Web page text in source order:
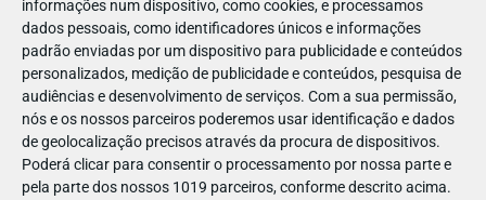
informações num dispositivo, como cookies, e processamos
dados pessoais, como identificadores únicos e informações
padrão enviadas por um dispositivo para publicidade e conteúdos
personalizados, medição de publicidade e conteúdos, pesquisa de
audiências e desenvolvimento de serviços. Com a sua permissão,
nós e os nossos parceiros poderemos usar identificação e dados
de geolocalização precisos através da procura de dispositivos.
Poderá clicar para consentir o processamento por nossa parte e
pela parte dos nossos 1019 parceiros, conforme descrito acima.
3. ☀️ Clima e horário de verão
No verão, o parque está aberto até mais tarde, o que significa
mais tempo para aproveitar todas as atrações… e claro,
terminar o dia com o espetáculo de fogos de artifício! A
Disneyland Paris em clima quente é puro encanto até ao
último minuto.